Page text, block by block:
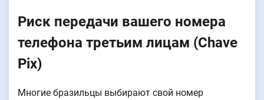
Риск передачи вашего номера
телефона третьим лицам (Chave
Pix)
Многие бразильцы выбирают свой номер